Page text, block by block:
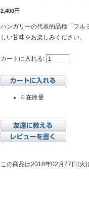
2,400円
ハンガリーの代表的品種「フル
しい甘味をお楽しみください。
カートに入れる:
4 在庫量
この商品は2018年02月27日(火